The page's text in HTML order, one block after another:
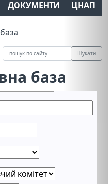
ДОКУМЕНТИ ЦНАП
Шукати
база